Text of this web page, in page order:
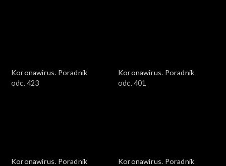
Koronawirus. Poradnik
odc. 423
Koronawirus. Poradnik
odc. 401
Koronawirus. Poradnik
Koronawirus. Poradnik